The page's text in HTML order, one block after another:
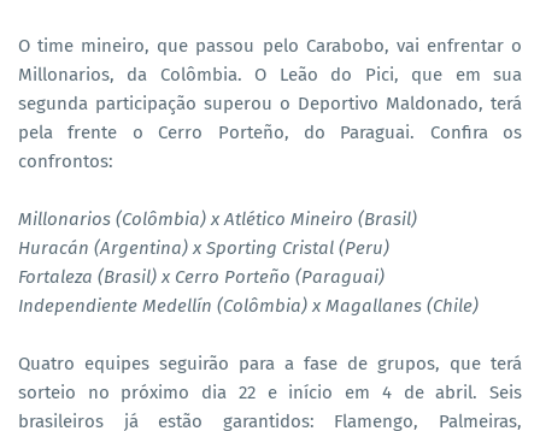
O time mineiro, que passou pelo Carabobo, vai enfrentar o
Millonarios, da Colômbia. O Leão do Pici, que em sua
segunda participação superou o Deportivo Maldonado, terá
pela frente o Cerro Porteño, do Paraguai. Confira os
confrontos:
Millonarios (Colômbia) x Atlético Mineiro (Brasil)
Huracán (Argentina) x Sporting Cristal (Peru)
Fortaleza (Brasil) x Cerro Porteño (Paraguai)
Independiente Medellín (Colômbia) x Magallanes (Chile)
Quatro equipes seguirão para a fase de grupos, que terá
sorteio no próximo dia 22 e início em 4 de abril. Seis
brasileiros já estão garantidos: Flamengo, Palmeiras,